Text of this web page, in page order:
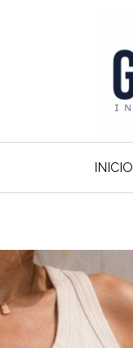
INICIO